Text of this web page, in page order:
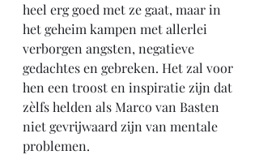
heel erg goed met ze gaat, maar in
het geheim kampen met allerlei
verborgen angsten, negatieve
gedachtes en gebreken. Het zal voor
hen een troost en inspiratie zijn dat
zèlfs helden als Marco van Basten
niet gevrijwaard zijn van mentale
problemen.